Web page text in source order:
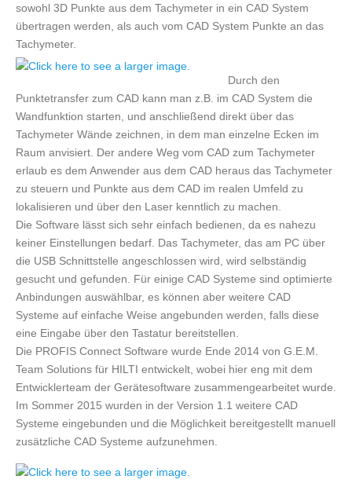
sowohl 3D Punkte aus dem Tachymeter in ein CAD System
übertragen werden, als auch vom CAD System Punkte an das
Tachymeter.
Durch den
Punktetransfer zum CAD kann man z.B. im CAD System die
Wandfunktion starten, und anschließend direkt über das
Tachymeter Wände zeichnen, in dem man einzelne Ecken im
Raum anvisiert. Der andere Weg vom CAD zum Tachymeter
erlaub es dem Anwender aus dem CAD heraus das Tachymeter
zu steuern und Punkte aus dem CAD im realen Umfeld zu
lokalisieren und über den Laser kenntlich zu machen.
Die Software lässt sich sehr einfach bedienen, da es nahezu
keiner Einstellungen bedarf. Das Tachymeter, das am PC über
die USB Schnittstelle angeschlossen wird, wird selbständig
gesucht und gefunden. Für einige CAD Systeme sind optimierte
Anbindungen auswählbar, es können aber weitere CAD
Systeme auf einfache Weise angebunden werden, falls diese
eine Eingabe über den Tastatur bereitstellen.
Die PROFIS Connect Software wurde Ende 2014 von G.E.M.
Team Solutions für HILTI entwickelt, wobei hier eng mit dem
Entwicklerteam der Gerätesoftware zusammengearbeitet wurde.
Im Sommer 2015 wurden in der Version 1.1 weitere CAD
Systeme eingebunden und die Möglichkeit bereitgestellt manuell
zusätzliche CAD Systeme aufzunehmen.